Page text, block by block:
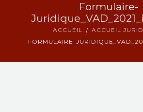
Formulaire-
ACCUEIL
ACCUEIL
FORMULAIRE-